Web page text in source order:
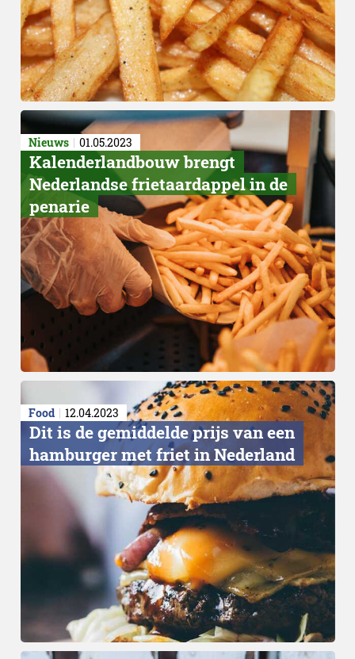
Nieuws 01.05.2023
Kalenderlandbouw brengt
Nederlandse frietaardappel in de
penarie
Food 12.04.2023
Dit is de gemiddelde prijs van een
hamburger met friet in Nederland